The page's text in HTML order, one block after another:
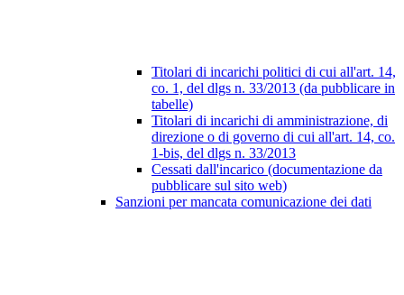
Titolari di incarichi politici di cui all'art. 14,
co. 1, del dlgs n. 33/2013 (da pubblicare in
tabelle)
Titolari di incarichi di amministrazione, di
direzione o di governo di cui all'art. 14, co.
1-bis, del dlgs n. 33/2013
Cessati dall'incarico (documentazione da
pubblicare sul sito web)
Sanzioni per mancata comunicazione dei dati